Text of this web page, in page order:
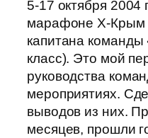
5-17 октября 2004
марафоне Х-Крым
капитана
класс). Это мой
руководства
мероприятиях.
выводов из них.
месяцев, прошли